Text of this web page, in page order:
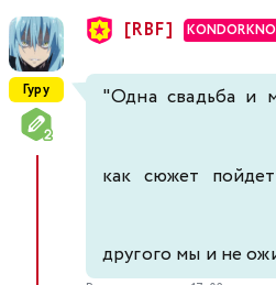
Гуру
[RBF]
"Одна свадьба и
как сюжет пойдет
другого мы и не